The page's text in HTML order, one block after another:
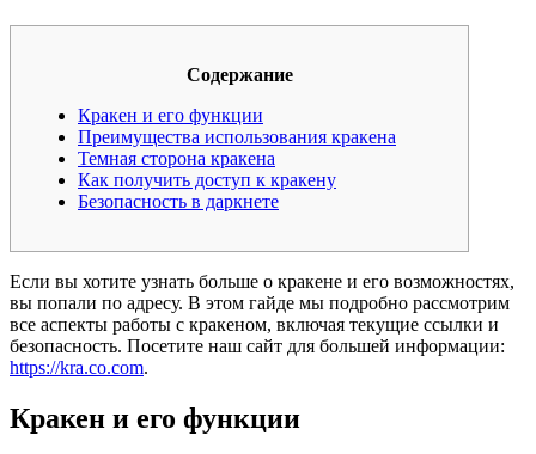
Содержание
Кракен и его функции
Преимущества использования кракена
Темная сторона кракена
Как получить доступ к кракену
Безопасность в даркнете
Если вы хотите узнать больше о кракене и его возможностях,
вы попали по адресу. В этом гайде мы подробно рассмотрим
все аспекты работы с кракеном, включая текущие ссылки и
безопасность. Посетите наш сайт для большей информации:
https://kra.co.com.
Кракен и его функции